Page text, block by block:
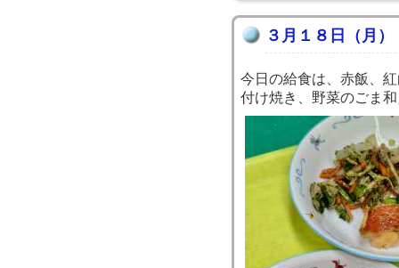
３月１８日（月）
今日の給食は、赤飯、
付け焼き、野菜のごま